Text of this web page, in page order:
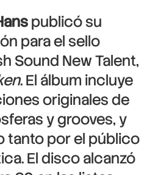
publicó su
para el sello
Sound New Talent,
. El álbum incluye
originales de
y grooves, y
tanto por el público
El disco alcanzó